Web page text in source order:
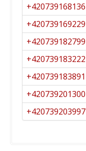
+420739168136
+420739169229
+420739182799
+420739183222
+420739183891
+420739201300
+420739203997